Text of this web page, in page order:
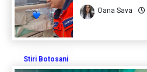
Oana Sava
Stiri Botosani